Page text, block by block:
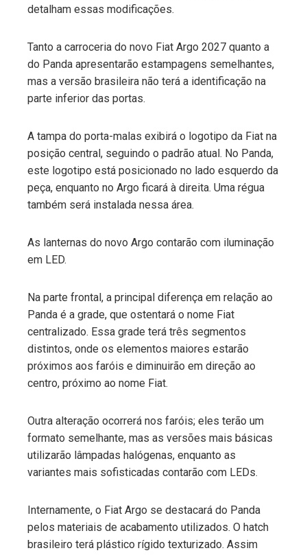
detalham essas modificações.
Tanto a carroceria do novo Fiat Argo 2027 quanto a
do Panda apresentarão estampagens semelhantes,
mas a versão brasileira não terá a identificação na
parte inferior das portas.
A tampa do porta-malas exibirá o logotipo da Fiat na
posição central, seguindo o padrão atual. No Panda,
este logotipo está posicionado no lado esquerdo da
peça, enquanto no Argo ficará à direita. Uma régua
também será instalada nessa área.
As lanternas do novo Argo contarão com iluminação
em LED.
Na parte frontal, a principal diferença em relação ao
Panda é a grade, que ostentará o nome Fiat
centralizado. Essa grade terá três segmentos
distintos, onde os elementos maiores estarão
próximos aos faróis e diminuirão em direção ao
centro, próximo ao nome Fiat.
Outra alteração ocorrerá nos faróis; eles terão um
formato semelhante, mas as versões mais básicas
utilizarão lâmpadas halógenas, enquanto as
variantes mais sofisticadas contarão com LEDs.
Internamente, o Fiat Argo se destacará do Panda
pelos materiais de acabamento utilizados. O hatch
brasileiro terá plástico rígido texturizado. Assim